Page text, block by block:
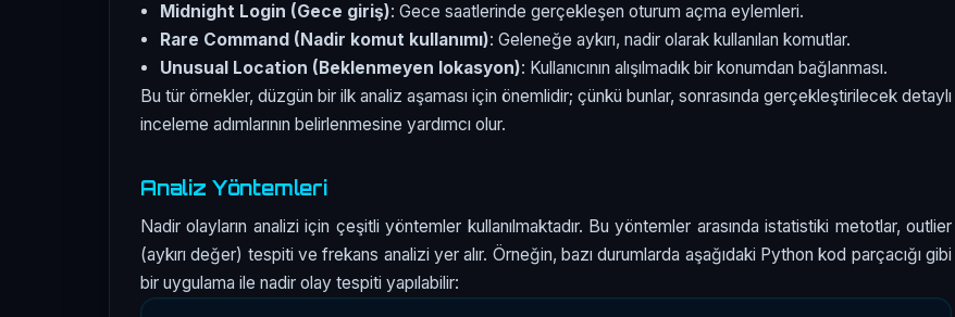
Midnight Login (Gece giriş): Gece saatlerinde gerçekleşen oturum açma eylemleri.
Rare Command (Nadir komut kullanımı): Geleneğe aykırı, nadir olarak kullanılan komutlar.
Unusual Location (Beklenmeyen lokasyon): Kullanıcının alışılmadık bir konumdan bağlanması.
Bu tür örnekler, düzgün bir ilk analiz aşaması için önemlidir; çünkü bunlar, sonrasında gerçekleştirilecek detaylı
inceleme adımlarının belirlenmesine yardımcı olur.
Analiz Yöntemleri
Nadir olayların analizi için çeşitli yöntemler kullanılmaktadır. Bu yöntemler arasında istatistiki metotlar, outlier
(aykırı değer) tespiti ve frekans analizi yer alır. Örneğin, bazı durumlarda aşağıdaki Python kod parçacığı gibi
bir uygulama ile nadir olay tespiti yapılabilir: